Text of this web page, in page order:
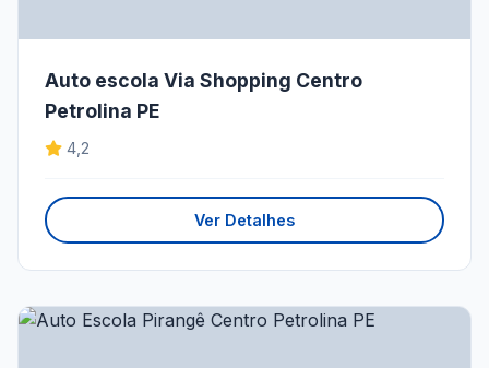
Auto escola Via Shopping Centro
Petrolina PE
4,2
Ver Detalhes